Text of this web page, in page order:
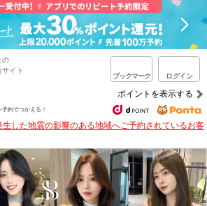
の
イト
ブックマーク ログイン
ポイントを表示する
約でつかえる！
生した地震の影響のある地域へご予約されているお客